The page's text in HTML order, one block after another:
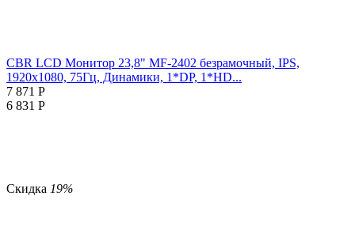
CBR LCD Монитор 23,8" MF-2402 безрамочный, IPS,
1920x1080, 75Гц, Динамики, 1*DP, 1*HD...
7 871 Р
6 831 Р
Скидка 19%